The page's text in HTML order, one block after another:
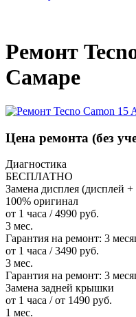
Ремонт
Самаре
Цена ремонта (без
Диагностика
БЕСПЛАТНО
Замена дисплея (дисплей
100% оригинал
от 1 часа / 4990 руб.
3 мес.
Гарантия на ремонт: 3
от 1 часа / 3490 руб.
3 мес.
Гарантия на ремонт: 3
Замена задней крышки
от 1 часа / от 1490 руб.
1 мес.